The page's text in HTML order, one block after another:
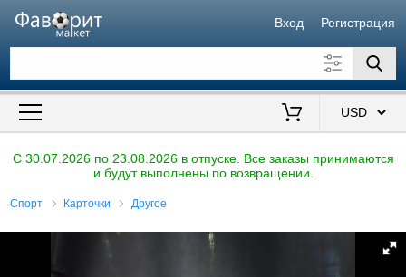
Вход Регистрация
Искать также в описании
C 30.07.2026 по 23.08.2026 в отпуске. Все заказы принимаются
и будут выполнены по возвращении.
Спорт Карточки Другое